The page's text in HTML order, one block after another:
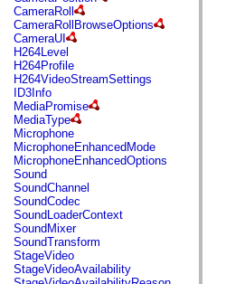
flash.concurrent
flash.crypto
flash.data
flash.desktop
flash.display
flash.display3D
flash.display3D.textures
flash.errors
flash.events
flash.external
flash.filesystem
flash.filters
flash.geom
flash.globalization
flash.html
flash.media
flash.net
flash.net.dns
flash.net.drm
flash.notifications
CameraRoll
CameraRollBrowseOptions
CameraUI
H264Level
H264Profile
H264VideoStreamSettings
ID3Info
MediaPromise
MediaType
Microphone
MicrophoneEnhancedMode
MicrophoneEnhancedOptions
Sound
SoundChannel
SoundCodec
SoundLoaderContext
SoundMixer
SoundTransform
StageVideo
StageVideoAvailability